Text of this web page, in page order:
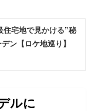
住宅地で見かける”秘
ン【ロケ地巡り】
ルに